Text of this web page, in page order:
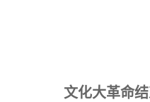
文化大革命